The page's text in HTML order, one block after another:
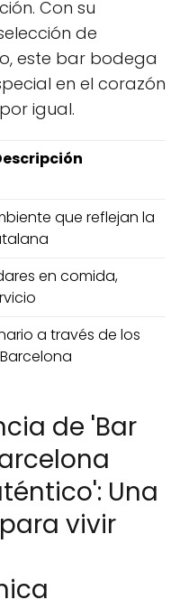
Con su
de
este bar bodega
en el corazón
igual.
que reflejan la
en comida,
a través de los
de 'Bar
Una
vivir